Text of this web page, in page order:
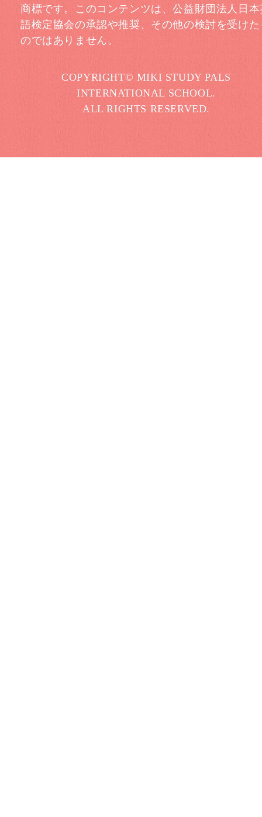
商標です。このコンテンツは、公益財団法人日本
語検定協会の承認や推奨、その他の検討を受けた
のではありません。
COPYRIGHT© MIKI STUDY PALS
INTERNATIONAL SCHOOL.
ALL RIGHTS RESERVED.